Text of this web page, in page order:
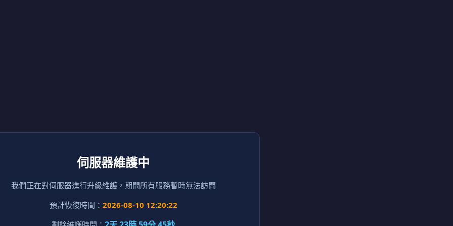
伺服器維護中
我們正在對伺服器進行升級維護，期間所有服務暫時無法訪問
預計恢復時間： 2026-08-10 12:20:22